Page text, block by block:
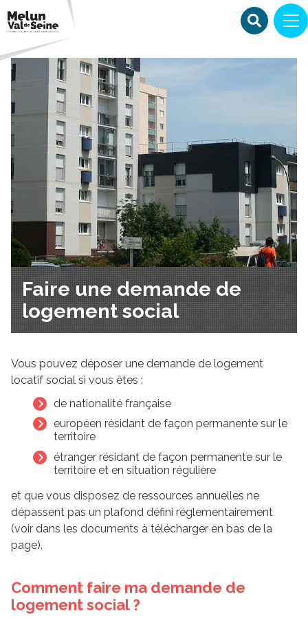
Faire une demande de
logement social
Vous pouvez déposer une demande de logement
locatif social si vous êtes :
de nationalité française
européen résidant de façon permanente sur le
territoire
étranger résidant de façon permanente sur le
territoire et en situation régulière
et que vous disposez de ressources annuelles ne
dépassent pas un plafond défini réglementairement
(voir dans les documents à télécharger en bas de la
page).
Comment faire ma demande de
logement social ?